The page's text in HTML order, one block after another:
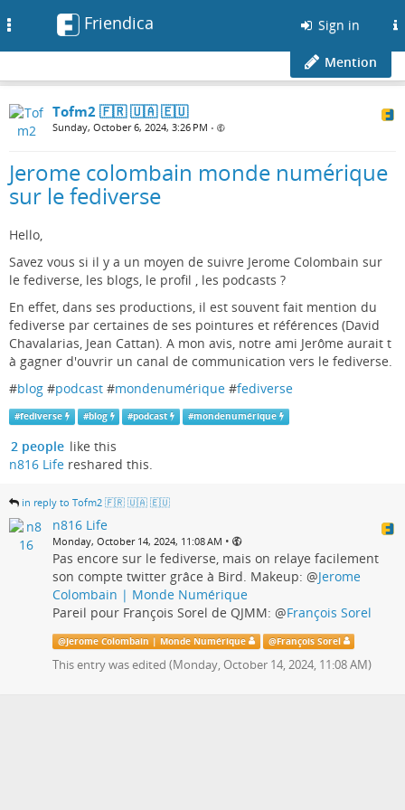
Friendica Sign in
Mention
Tofm2 🇫🇷 🇺🇦 🇪🇺
Sunday, October 6, 2024, 3:26 PM •
Jerome colombain monde numérique
sur le fediverse
Hello,
Savez vous si il y a un moyen de suivre Jerome Colombain sur
le fediverse, les blogs, le profil , les podcasts ?
En effet, dans ses productions, il est souvent fait mention du
fediverse par certaines de ses pointures et références (David
Chavalarias, Jean Cattan). A mon avis, notre ami Jerôme aurait t
à gagner d'ouvrir un canal de communication vers le fediverse.
#blog #podcast #mondenumérique #fediverse
#fediverse #blog #podcast #mondenumérique
2 people like this
n816 Life reshared this.
in reply to Tofm2 🇫🇷 🇺🇦 🇪🇺
n816 Life
Monday, October 14, 2024, 11:08 AM •
Pas encore sur le fediverse, mais on relaye facilement
son compte twitter grâce à Bird. Makeup: @Jerome
Colombain | Monde Numérique
Pareil pour François Sorel de QJMM: @François Sorel
@Jerome Colombain | Monde Numérique @François Sorel
This entry was edited (Monday, October 14, 2024, 11:08 AM)